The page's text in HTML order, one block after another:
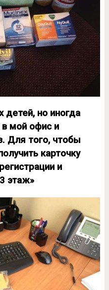
детей, но иногда
мой офис и
Для того, чтобы
карточку
и
этаж»